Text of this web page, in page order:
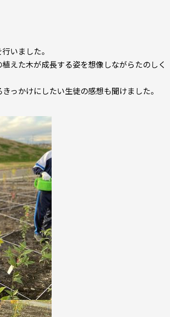
いました。
えた木が成長する姿を想像しながらたのしく
っかけにしたい生徒の感想も聞けました。